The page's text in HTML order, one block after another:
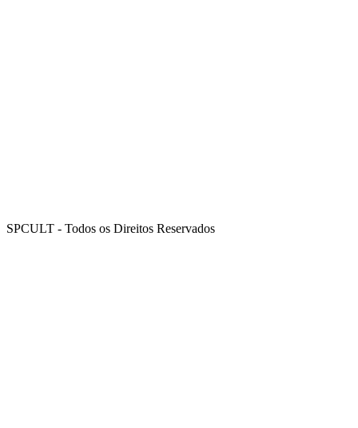
SPCULT - Todos os Direitos Reservados